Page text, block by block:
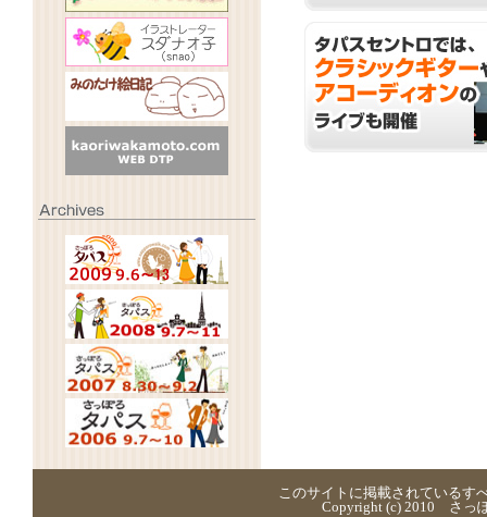
このサイトに掲載されているす
Copyright (c) 2010 さっ